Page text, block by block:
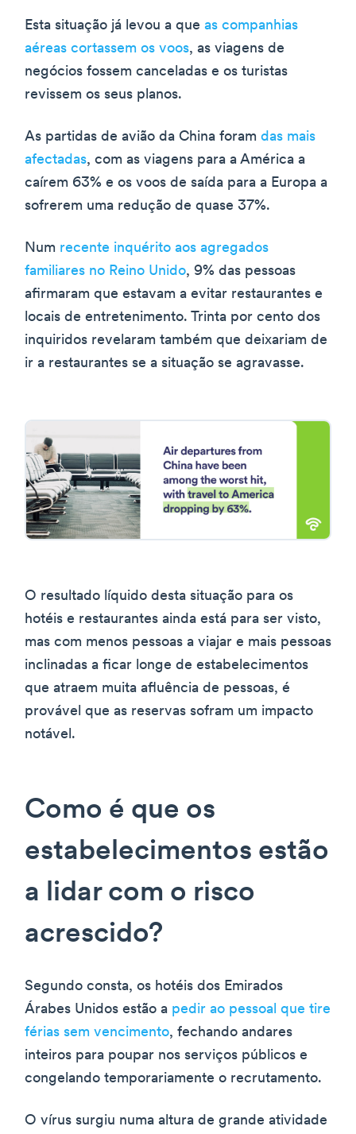
Esta situação já levou a que as companhias
aéreas cortassem os voos, as viagens de
negócios fossem canceladas e os turistas
revissem os seus planos.
As partidas de avião da China foram das mais
afectadas, com as viagens para a América a
caírem 63% e os voos de saída para a Europa a
sofrerem uma redução de quase 37%.
Num recente inquérito aos agregados
familiares no Reino Unido, 9% das pessoas
afirmaram que estavam a evitar restaurantes e
locais de entretenimento. Trinta por cento dos
inquiridos revelaram também que deixariam de
ir a restaurantes se a situação se agravasse.
O resultado líquido desta situação para os
hotéis e restaurantes ainda está para ser visto,
mas com menos pessoas a viajar e mais pessoas
inclinadas a ficar longe de estabelecimentos
que atraem muita afluência de pessoas, é
provável que as reservas sofram um impacto
notável.
Como é que os
estabelecimentos estão
a lidar com o risco
acrescido?
Segundo consta, os hotéis dos Emirados
Árabes Unidos estão a pedir ao pessoal que tire
férias sem vencimento, fechando andares
inteiros para poupar nos serviços públicos e
congelando temporariamente o recrutamento.
O vírus surgiu numa altura de grande atividade